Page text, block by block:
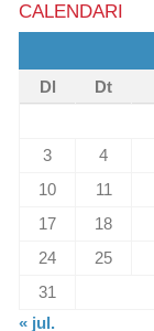
CALENDARI
Dl
Dt
3
4
10
11
17
18
24
25
31
« jul.